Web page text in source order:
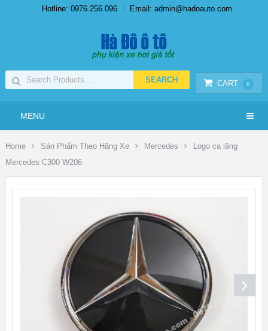
Hotline: 0976.256.096 Email: admin@hadoauto.com
CART 0
MENU
Home Sản Phẩm Theo Hãng Xe Mercedes
Logo ca lăng
Mercedes C300 W206